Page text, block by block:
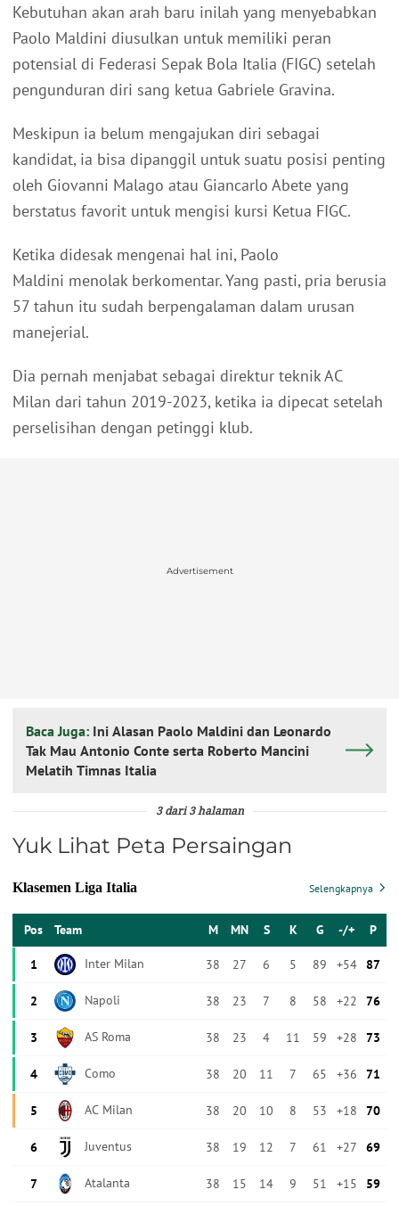
Kebutuhan akan arah baru inilah yang menyebabkan
Paolo Maldini diusulkan untuk memiliki peran
potensial di Federasi Sepak Bola Italia (FIGC) setelah
pengunduran diri sang ketua Gabriele Gravina.
Meskipun ia belum mengajukan diri sebagai
kandidat, ia bisa dipanggil untuk suatu posisi penting
oleh Giovanni Malago atau Giancarlo Abete yang
berstatus favorit untuk mengisi kursi Ketua FIGC.
Ketika didesak mengenai hal ini, Paolo
Maldini menolak berkomentar. Yang pasti, pria berusia
57 tahun itu sudah berpengalaman dalam urusan
manejerial.
Dia pernah menjabat sebagai direktur teknik AC
Milan dari tahun 2019-2023, ketika ia dipecat setelah
perselisihan dengan petinggi klub.
Advertisement
Baca Juga: Ini Alasan Paolo Maldini dan Leonardo
Tak Mau Antonio Conte serta Roberto Mancini
Melatih Timnas Italia
3 dari 3 halaman
Yuk Lihat Peta Persaingan